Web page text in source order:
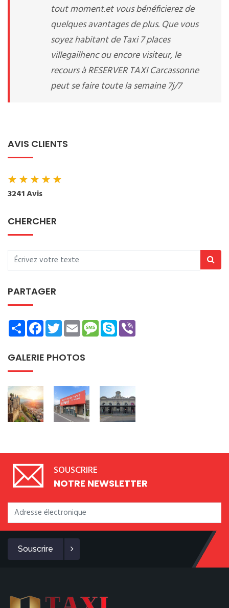
tout moment.et vous bénéficierez de
quelques avantages de plus. Que vous
soyez habitant de Taxi 7 places
villegailhenc ou encore visiteur, le
recours à RESERVER TAXI Carcassonne
peut se faire toute la semaine 7j/7
AVIS CLIENTS
★★★★★
3241 Avis
CHERCHER
PARTAGER
ShareFacebookTwitterEmailMessage
Skype
GALERIE PHOTOS
SOUSCRIRE
NOTRE NEWSLETTER
Souscrire